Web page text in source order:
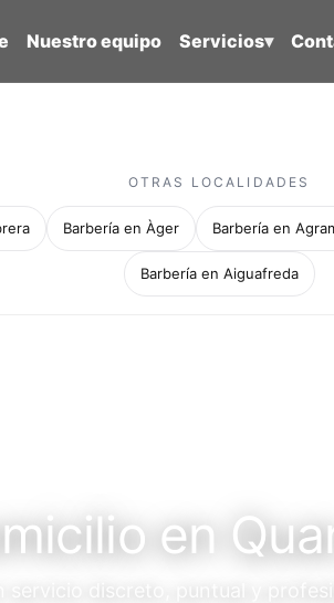
Nuestro equipo Servicios▾
OTRAS LOCALIDADES
Barbería en Àger Barbería en
Barbería en Aiguafreda
en
servicio discreto, puntual y